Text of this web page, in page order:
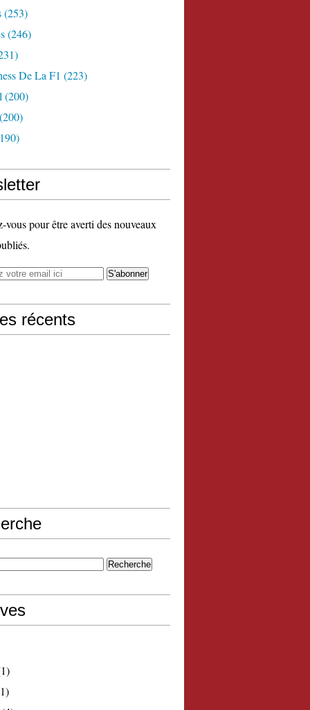
(253)
(246)
De La F1 (223)
(200)
vous pour être averti des nouveaux
récents